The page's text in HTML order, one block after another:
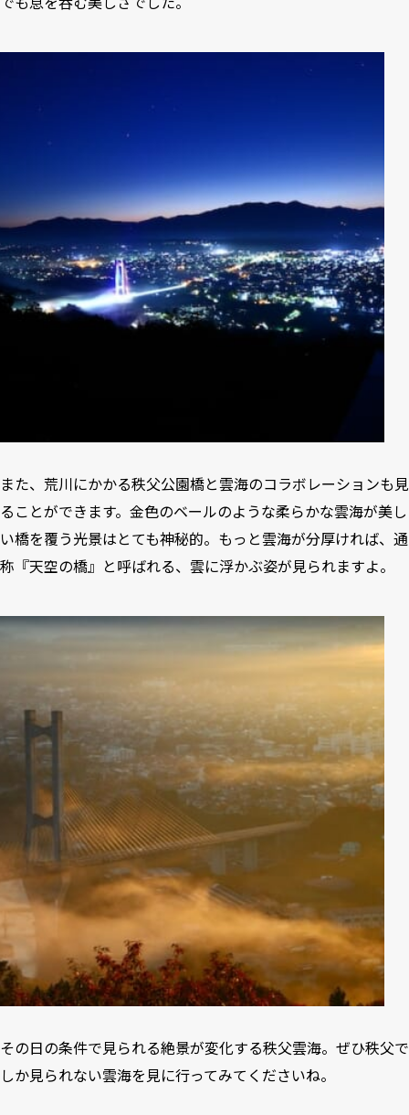
また、荒川にかかる秩父公園橋と雲海のコラボレーションも見
ることができます。金色のベールのような柔らかな雲海が美し
い橋を覆う光景はとても神秘的。もっと雲海が分厚ければ、通
称『天空の橋』と呼ばれる、雲に浮かぶ姿が見られますよ。
その日の条件で見られる絶景が変化する秩父雲海。ぜひ秩父で
しか見られない雲海を見に行ってみてくださいね。